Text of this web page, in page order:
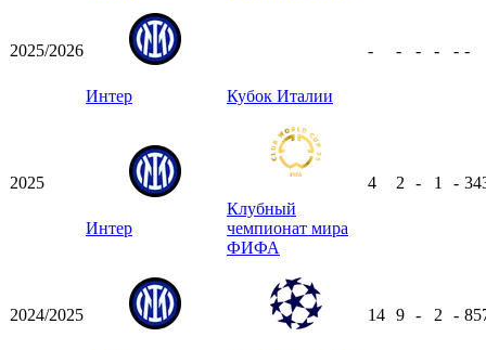
2025/2026
Интер Кубок Италии
- - - - - -
2025
Интер
Клубный
чемпионат мира
ФИФА
4 2 - 1 -
2024/2025 14 9 - 2 -